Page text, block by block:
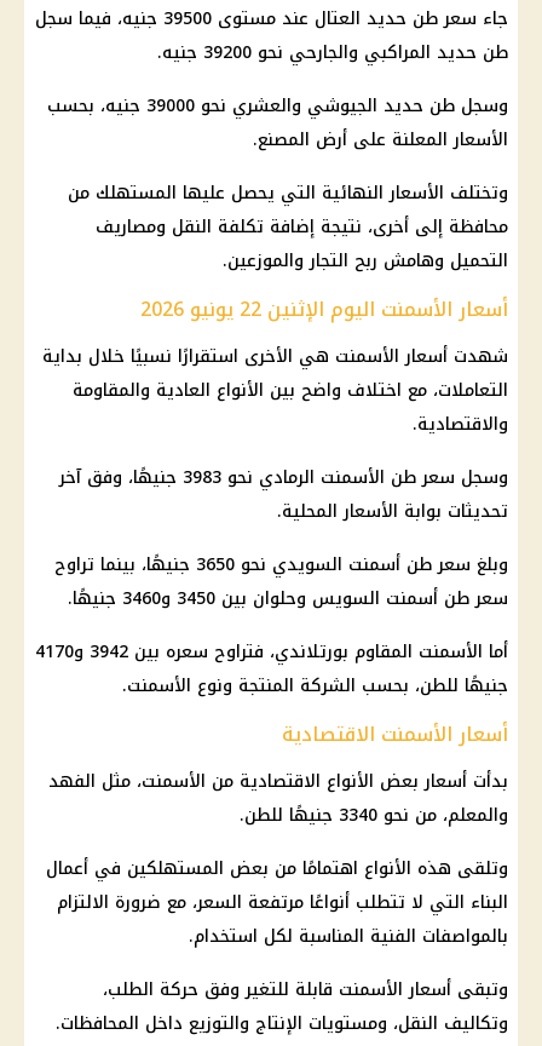
جاء سعر طن حديد العتال عند مستوى 39500 جنيه، فيما سجل
طن حديد المراكبي والجارحي نحو 39200 جنيه.
وسجل طن حديد الجيوشي والعشري نحو 39000 جنيه، بحسب
الأسعار المعلنة على أرض المصنع.
وتختلف الأسعار النهائية التي يحصل عليها المستهلك من
محافظة إلى أخرى، نتيجة إضافة تكلفة النقل ومصاريف
التحميل وهامش ربح التجار والموزعين.
أسعار الأسمنت اليوم الإثنين 22 يونيو 2026
شهدت أسعار الأسمنت هي الأخرى استقرارًا نسبيًا خلال بداية
التعاملات، مع اختلاف واضح بين الأنواع العادية والمقاومة
والاقتصادية.
وسجل سعر طن الأسمنت الرمادي نحو 3983 جنيهًا، وفق آخر
تحديثات بوابة الأسعار المحلية.
وبلغ سعر طن أسمنت السويدي نحو 3650 جنيهًا، بينما تراوح
سعر طن أسمنت السويس وحلوان بين 3450 و3460 جنيهًا.
أما الأسمنت المقاوم بورتلاندي، فتراوح سعره بين 3942 و4170
جنيهًا للطن، بحسب الشركة المنتجة ونوع الأسمنت.
أسعار الأسمنت الاقتصادية
بدأت أسعار بعض الأنواع الاقتصادية من الأسمنت، مثل الفهد
والمعلم، من نحو 3340 جنيهًا للطن.
وتلقى هذه الأنواع اهتمامًا من بعض المستهلكين في أعمال
البناء التي لا تتطلب أنواعًا مرتفعة السعر، مع ضرورة الالتزام
بالمواصفات الفنية المناسبة لكل استخدام.
وتبقى أسعار الأسمنت قابلة للتغير وفق حركة الطلب،
وتكاليف النقل، ومستويات الإنتاج والتوزيع داخل المحافظات.